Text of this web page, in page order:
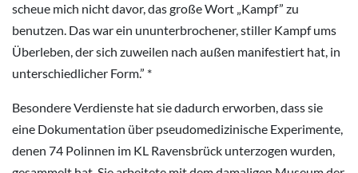
scheue mich nicht davor, das große Wort „Kampf” zu
benutzen. Das war ein ununterbrochener, stiller Kampf ums
Überleben, der sich zuweilen nach außen manifestiert hat, in
unterschiedlicher Form.” *
Besondere Verdienste hat sie dadurch erworben, dass sie
eine Dokumentation über pseudomedizinische Experimente,
denen 74 Polinnen im KL Ravensbrück unterzogen wurden,